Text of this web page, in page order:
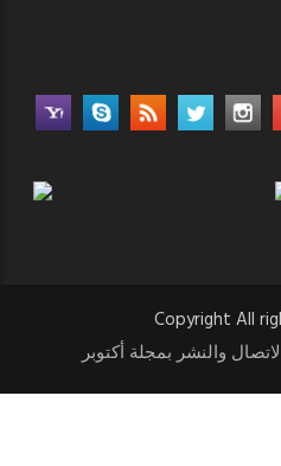
Copyright All
والنشر بمجلة أكتوبر